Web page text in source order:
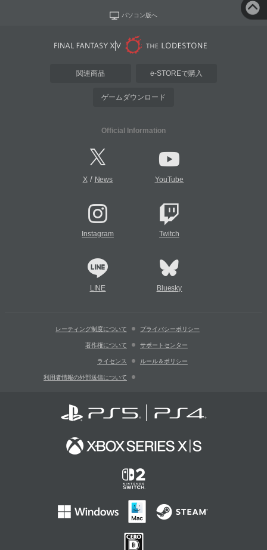
パソコン版へ
関連商品 e-STOREで購入
ゲームダウンロード
Official Information
X/ News YouTube
Instagram Twitch
LINE Bluesky
レーティング制度について プライバシーポリシー
著作権について サポートセンター
ライセンス ルール＆ポリシー
利用者情報の外部送信について